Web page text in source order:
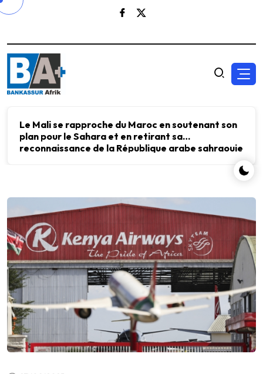
Le Mali se rapproche du Maroc en soutenant son
plan pour le Sahara et en retirant sa
reconnaissance de la République arabe sahraouie